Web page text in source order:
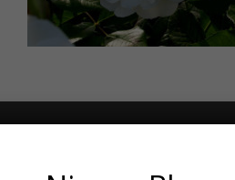
CONTACT ET ADRESSE